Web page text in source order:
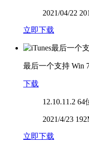
2021/04/22
立即下载
最后一个支持 Win
下载
12.10.11.2 64
2021/4/23
立即下载